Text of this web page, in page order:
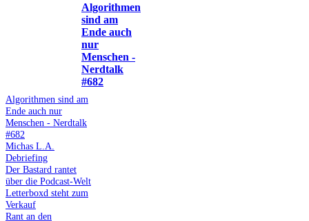
Algorithmen
sind am
Ende auch
nur
Menschen -
Nerdtalk
#682
Algorithmen sind am
Ende auch nur
Menschen - Nerdtalk
#682
Michas L.A.
Debriefing
Der Bastard rantet
über die Podcast-Welt
Letterboxd steht zum
Verkauf
Rant an den